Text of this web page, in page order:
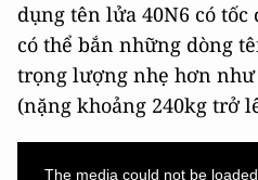
dụng tên lửa 40N6 có tốc
có thể bắn những dòng
trọng lượng nhẹ hơn như
(nặng khoảng 240kg trở
The media could not be